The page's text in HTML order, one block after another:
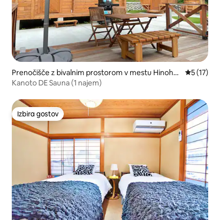
Prenočišče z bivalnim prostorom v mestu Hinohar
a
5 (17)
Kanoto DE Sauna (1 najem)
Izbira gostov
Izbira gostov